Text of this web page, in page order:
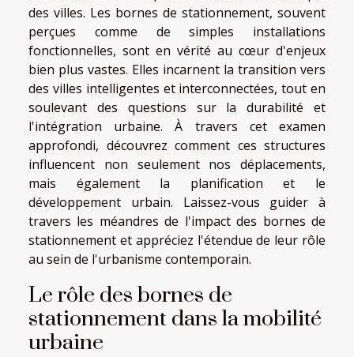
des villes. Les bornes de stationnement, souvent
perçues comme de simples installations
fonctionnelles, sont en vérité au cœur d'enjeux
bien plus vastes. Elles incarnent la transition vers
des villes intelligentes et interconnectées, tout en
soulevant des questions sur la durabilité et
l'intégration urbaine. À travers cet examen
approfondi, découvrez comment ces structures
influencent non seulement nos déplacements,
mais également la planification et le
développement urbain. Laissez-vous guider à
travers les méandres de l'impact des bornes de
stationnement et appréciez l'étendue de leur rôle
au sein de l'urbanisme contemporain.
Le rôle des bornes de
stationnement dans la mobilité
urbaine